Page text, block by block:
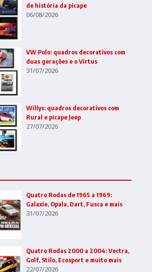
de história da picape
06/08/2026
VW Polo: quadros decorativos com
duas gerações e o Virtus
31/07/2026
Willys: quadros decorativos com
Rural e picape Jeep
27/07/2026
Quatro Rodas de 1965 a 1969:
Galaxie, Opala, Dart, Fusca e mais
31/07/2026
Quatro Rodas 2000 a 2004: Vectra,
Golf, Stilo, Ecosport e muito mais
22/07/2026